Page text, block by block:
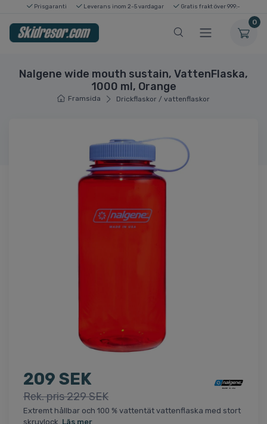
Prisgaranti Leverans inom 2-5 vardagar Gratis frakt över 999:-
0
Nalgene wide mouth sustain, VattenFlaska,
1000 ml, Orange
Framsida Drickflaskor / vattenflaskor
209 SEK
Rek. pris 229 SEK
Extremt hållbar och 100 % vattentät vattenflaska med stort
skruvlock. Läs mer